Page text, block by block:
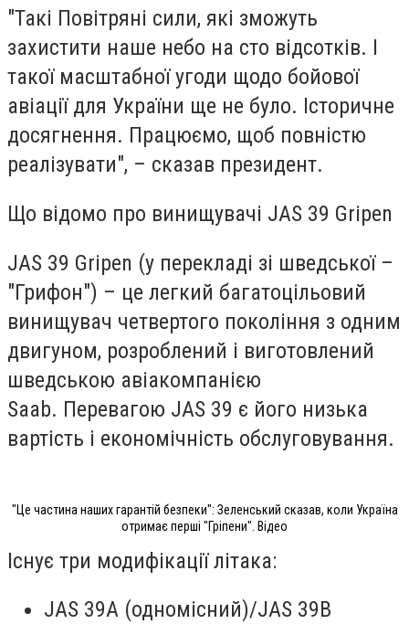
"Такі Повітряні сили, які зможуть
захистити наше небо на сто відсотків. І
такої масштабної угоди щодо бойової
авіації для України ще не було. Історичне
досягнення. Працюємо, щоб повністю
реалізувати", – сказав президент.
Що відомо про винищувачі JAS 39 Gripen
JAS 39 Gripen (у перекладі зі шведської –
"Грифон") – це легкий багатоцільовий
винищувач четвертого покоління з одним
двигуном, розроблений і виготовлений
шведською авіакомпанією
Saab. Перевагою JAS 39 є його низька
вартість і економічність обслуговування.
"Це частина наших гарантій безпеки": Зеленський сказав, коли Україна
отримає перші "Гріпени". Відео
Існує три модифікації літака:
JAS 39A (одномісний)/JAS 39B